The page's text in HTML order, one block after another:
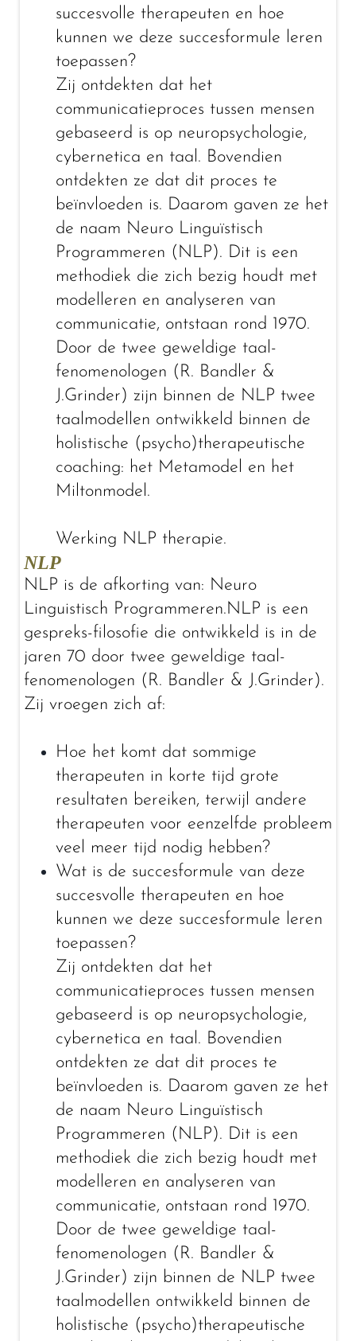
succesvolle therapeuten en hoe
kunnen we deze succesformule leren
toepassen?
Zij ontdekten dat het
communicatieproces tussen mensen
gebaseerd is op neuropsychologie,
cybernetica en taal. Bovendien
ontdekten ze dat dit proces te
beïnvloeden is. Daarom gaven ze het
de naam Neuro Linguïstisch
Programmeren (NLP). Dit is een
methodiek die zich bezig houdt met
modelleren en analyseren van
communicatie, ontstaan rond 1970.
Door de twee geweldige taal-
fenomenologen (R. Bandler &
J.Grinder) zijn binnen de NLP twee
taalmodellen ontwikkeld binnen de
holistische (psycho)therapeutische
coaching: het Metamodel en het
Miltonmodel.
Werking NLP therapie.
NLP
NLP is de afkorting van: Neuro
Linguistisch Programmeren.NLP is een
gespreks-filosofie die ontwikkeld is in de
jaren 70 door twee geweldige taal-
fenomenologen (R. Bandler & J.Grinder).
Zij vroegen zich af:
Hoe het komt dat sommige
therapeuten in korte tijd grote
resultaten bereiken, terwijl andere
therapeuten voor eenzelfde probleem
veel meer tijd nodig hebben?
Wat is de succesformule van deze
succesvolle therapeuten en hoe
kunnen we deze succesformule leren
toepassen?
Zij ontdekten dat het
communicatieproces tussen mensen
gebaseerd is op neuropsychologie,
cybernetica en taal. Bovendien
ontdekten ze dat dit proces te
beïnvloeden is. Daarom gaven ze het
de naam Neuro Linguïstisch
Programmeren (NLP). Dit is een
methodiek die zich bezig houdt met
modelleren en analyseren van
communicatie, ontstaan rond 1970.
Door de twee geweldige taal-
fenomenologen (R. Bandler &
J.Grinder) zijn binnen de NLP twee
taalmodellen ontwikkeld binnen de
holistische (psycho)therapeutische